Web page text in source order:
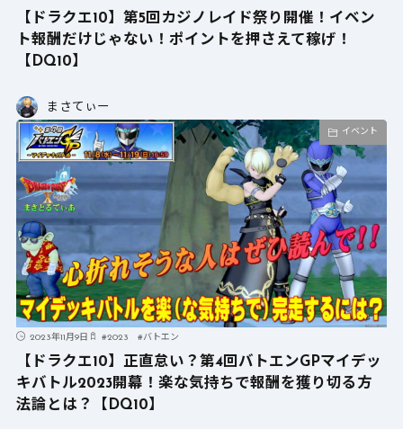
【ドラクエ10】第5回カジノレイド祭り開催！イベン
ト報酬だけじゃない！ポイントを押さえて稼げ！
【DQ10】
まさてぃー
イベント
2023年11月9日 #2023 #バトエン
【ドラクエ10】正直怠い？第4回バトエンGPマイデッ
キバトル2023開幕！楽な気持ちで報酬を獲り切る方
法論とは？【DQ10】